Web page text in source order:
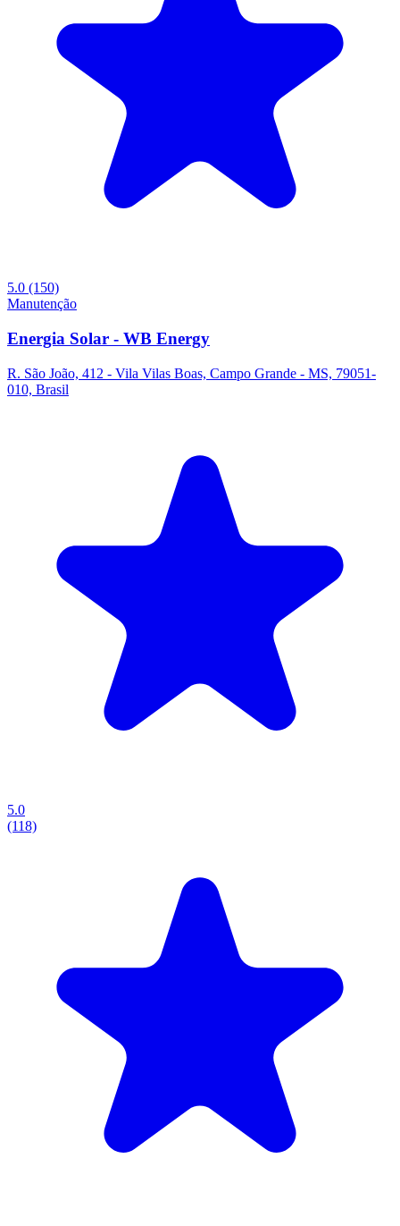
5.0 (150)
Manutenção
Energia Solar - WB Energy
R. São João, 412 - Vila Vilas Boas, Campo Grande - MS, 79051-
010, Brasil
5.0
(118)